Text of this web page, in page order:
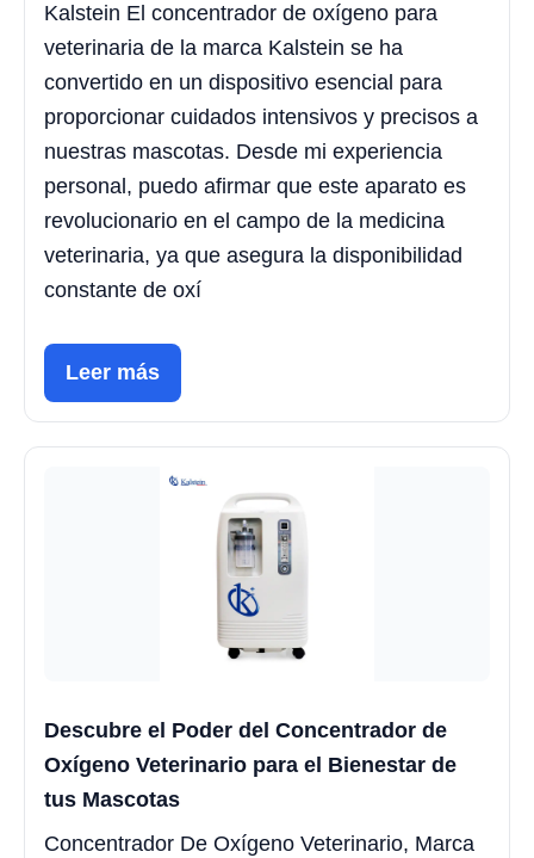
Kalstein El concentrador de oxígeno para
veterinaria de la marca Kalstein se ha
convertido en un dispositivo esencial para
proporcionar cuidados intensivos y precisos a
nuestras mascotas. Desde mi experiencia
personal, puedo afirmar que este aparato es
revolucionario en el campo de la medicina
veterinaria, ya que asegura la disponibilidad
constante de oxí
Leer más
Descubre el Poder del Concentrador de
Oxígeno Veterinario para el Bienestar de
tus Mascotas
Concentrador De Oxígeno Veterinario, Marca